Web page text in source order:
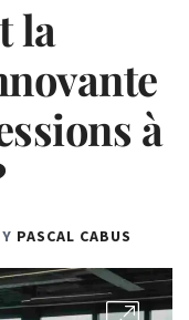
la
à
PASCAL CABUS